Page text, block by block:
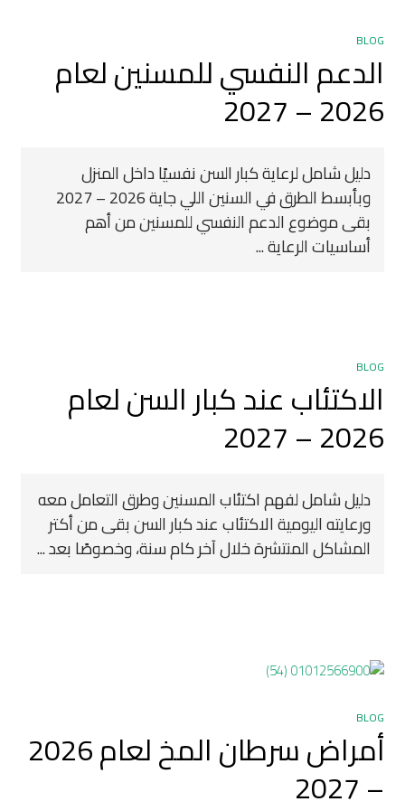
BLOG
الدعم النفسي للمسنين لعام
2026 – 2027
دليل شامل لرعاية كبار السن نفسيًا داخل المنزل
وبأبسط الطرق في السنين اللي جاية 2026 – 2027
بقى موضوع الدعم النفسي للمسنين من أهم
أساسيات الرعاية ...
BLOG
الاكتئاب عند كبار السن لعام
2026 – 2027
دليل شامل لفهم اكتئاب المسنين وطرق التعامل معه
ورعايته اليومية الاكتئاب عند كبار السن بقى من أكتر
المشاكل المنتشرة خلال آخر كام سنة، وخصوصًا بعد ...
BLOG
أمراض سرطان المخ لعام 2026
– 2027